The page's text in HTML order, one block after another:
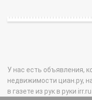
У нас есть объявления,
недвижимости циан.ру,
в газете из рук в руки irr.ru